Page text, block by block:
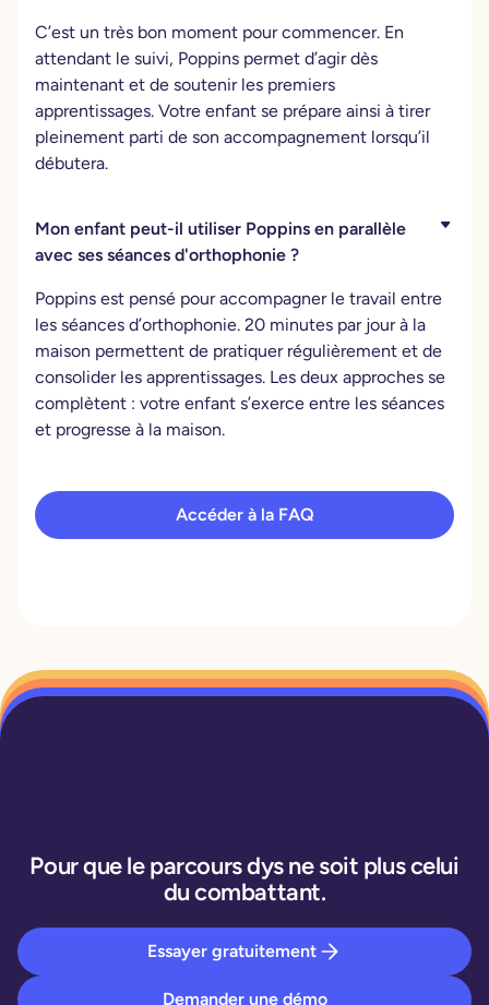
C’est un très bon moment pour commencer. En
attendant le suivi, Poppins permet d’agir dès
maintenant et de soutenir les premiers
apprentissages. Votre enfant se prépare ainsi à tirer
pleinement parti de son accompagnement lorsqu’il
débutera.
Mon enfant peut-il utiliser Poppins en parallèle
avec ses séances d'orthophonie ?
Poppins est pensé pour accompagner le travail entre
les séances d’orthophonie. 20 minutes par jour à la
maison permettent de pratiquer régulièrement et de
consolider les apprentissages. Les deux approches se
complètent : votre enfant s’exerce entre les séances
et progresse à la maison.
Accéder à la FAQ
Pour que le parcours dys ne soit plus celui
du combattant.
Essayer gratuitement
Demander une démo